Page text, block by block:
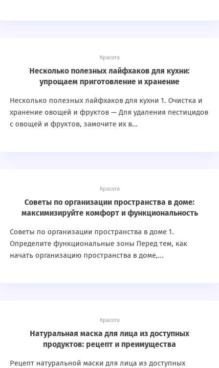
Красота
Несколько полезных лайфхаков для кухни:
упрощаем приготовление и хранение
Несколько полезных лайфхаков для кухни 1. Очистка и
хранение овощей и фруктов — Для удаления пестицидов
с овощей и фруктов, замочите их в...
Красота
Советы по организации пространства в доме:
максимизируйте комфорт и функциональность
Советы по организации пространства в доме 1.
Определите функциональные зоны Перед тем, как
начать организацию пространства в доме,...
Красота
Натуральная маска для лица из доступных
продуктов: рецепт и преимущества
Рецепт натуральной маски для лица из доступных